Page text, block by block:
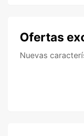
Ofertas
Nuevas